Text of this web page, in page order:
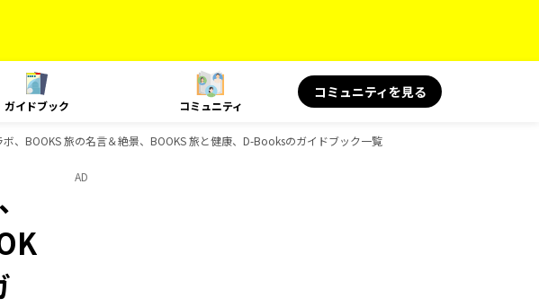
ガイドブック コミュニティ
コミュニティを見る
、BOOKS 旅の名言＆絶景、BOOKS 旅と健康、D-Booksのガイドブック一覧
AD